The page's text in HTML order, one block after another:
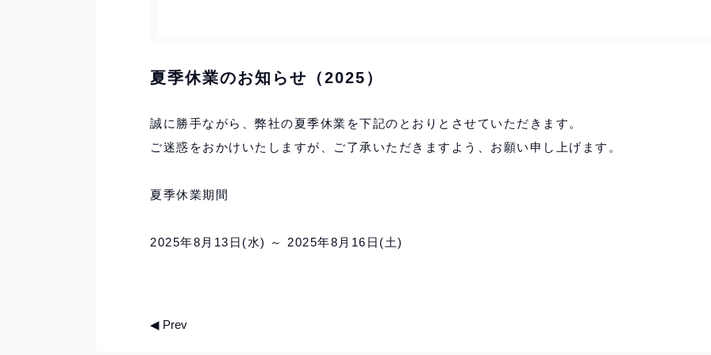
夏季休業のお知らせ（2025）
誠に勝手ながら、弊社の夏季休業を下記のとおりとさせていただきます。
ご迷惑をおかけいたしますが、ご了承いただきますよう、お願い申し上げます。
夏季休業期間
2025年8月13日(水) ～ 2025年8月16日(土)
◀ Prev